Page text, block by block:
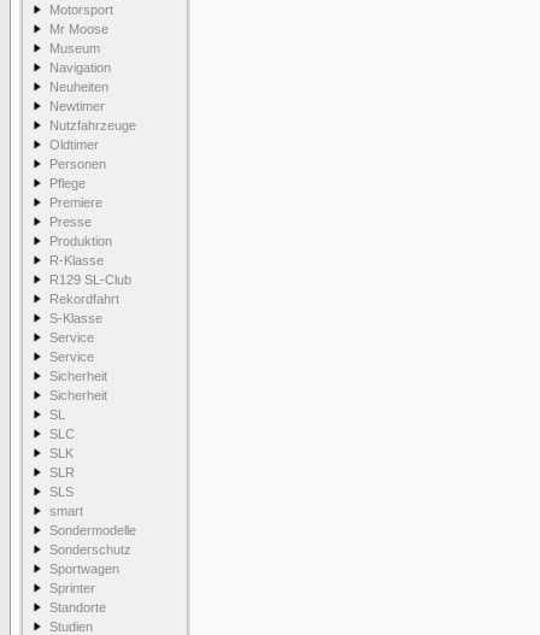
Motorsport
Mr Moose
Museum
Navigation
Neuheiten
Newtimer
Nutzfahrzeuge
Oldtimer
Personen
Pflege
Premiere
Presse
Produktion
R-Klasse
R129 SL-Club
Rekordfahrt
S-Klasse
Service
Service
Sicherheit
Sicherheit
SL
SLC
SLK
SLR
SLS
smart
Sondermodelle
Sonderschutz
Sportwagen
Sprinter
Standorte
Studien